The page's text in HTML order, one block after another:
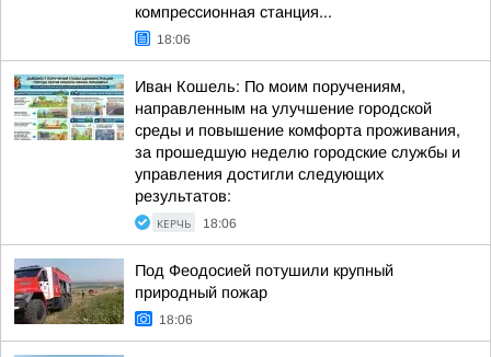
компрессионная станция...
18:06
Иван Кошель: По моим поручениям,
направленным на улучшение городской
среды и повышение комфорта проживания,
за прошедшую неделю городские службы и
управления достигли следующих
результатов:
КЕРЧЬ 18:06
Под Феодосией потушили крупный
природный пожар
18:06